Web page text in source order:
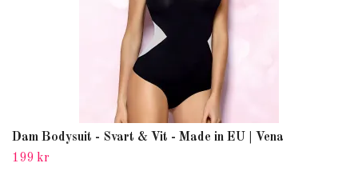
Dam Bodysuit - Svart & Vit - Made in EU | Vena
199 kr